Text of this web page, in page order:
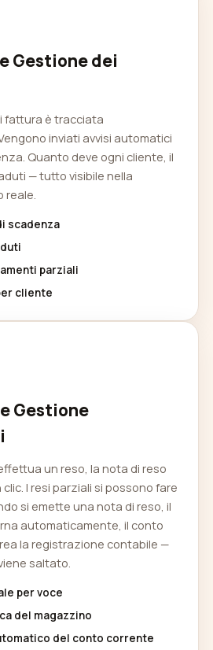
Gestione dei
fattura è tracciata
inviati avvisi automatici
Quanto deve ogni cliente, il
— tutto visibile nella
reale.
scadenza
parziali
cliente
Gestione
un reso, la nota di reso
I resi parziali si possono fare
si emette una nota di reso, il
automaticamente, il conto
la registrazione contabile —
saltato.
per voce
del magazzino
del conto corrente